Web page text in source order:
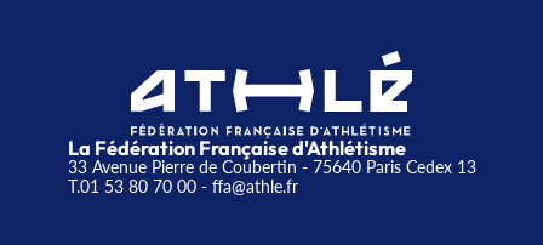
La Fédération Française d'Athlétisme
33 Avenue Pierre de Coubertin - 75640 Paris Cedex 13
T.01 53 80 70 00- ffa@athle.fr